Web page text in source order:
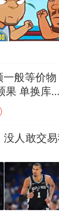
般等价物
果 单换库
没人敢交